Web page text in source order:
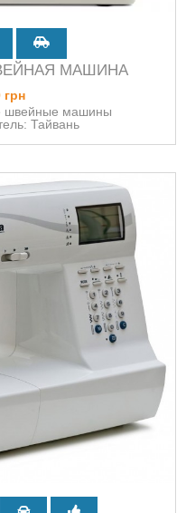
МАШИНА
грн
швейные машины
Тайвань